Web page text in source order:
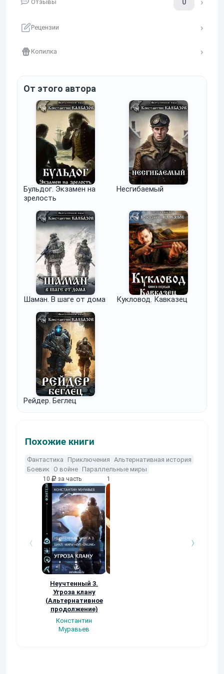
Отзывы
Рецензии
Копилка
От этого автора
Бульдог. Экзамен на
зрелость
Несгибаемый
Шаман. В шаге от дома Кукловод. Кавказец
Рейдер. Беглец
Похожие книги
Фантастика Приключения Альтернативная история
Боевик О войне Параллельные миры
10 за часть
Неучтенный 3.
Угроза клану
(Альтернативное
продолжение)
Константин
Муравьев
10